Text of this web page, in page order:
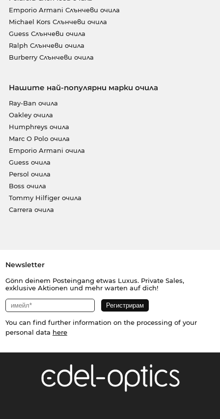
Emporio Armani Слънчеви очила
Michael Kors Слънчеви очила
Guess Слънчеви очила
Ralph Слънчеви очила
Burberry Слънчеви очила
Нашите най-популярни марки очила
Ray-Ban очила
Oakley очила
Humphreys очила
Marc O Polo очила
Emporio Armani очила
Guess очила
Persol очила
Boss очила
Tommy Hilfiger очила
Carrera очила
Newsletter
Gönn deinem Posteingang etwas Luxus. Private Sales,
exklusive Aktionen und mehr warten auf dich!
You can find further information on the processing of your
personal data here